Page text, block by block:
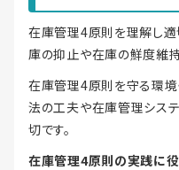
在庫管理4原則を理解し適
庫の抑止や在庫の鮮度維持
在庫管理4原則を守る環境
法の工夫や在庫管理シス
切です。
在庫管理4原則の実践に